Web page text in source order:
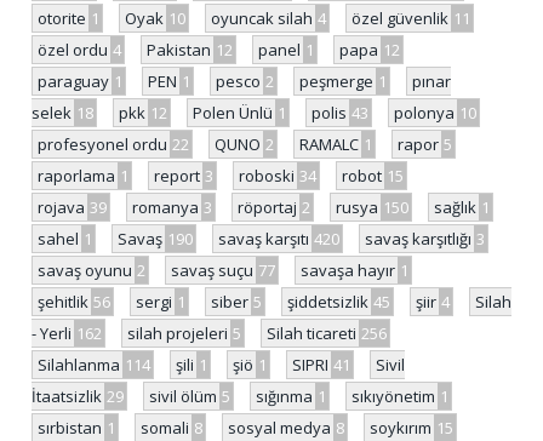
otorite 1 Oyak 10 oyuncak silah 4 özel güvenlik 11
özel ordu 4 Pakistan 12 panel 1 papa 12
paraguay 1 PEN 1 pesco 2 peşmerge 1
pınar
selek 18 pkk 12 Polen Ünlü 1 polis 43 polonya 10
profesyonel ordu 22 QUNO 2 RAMALC 1 rapor 5
raporlama 1 report 3 roboski 34 robot 15
rojava 39 romanya 3 röportaj 2 rusya 150 sağlık 1
sahel 1 Savaş 190 savaş karşıtı 420 savaş karşıtlığı 3
savaş oyunu 2 savaş suçu 77 savaşa hayır 1
şehitlik 56 sergi 1 siber 5 şiddetsizlik 45 şiir 4
Silah
- Yerli 162 silah projeleri 5 Silah ticareti 256
Silahlanma 114 şili 1 şiö 1 SIPRI 41
Sivil
İtaatsizlik 29 sivil ölüm 5 sığınma 1 sıkıyönetim 1
sırbistan 1 somali 8 sosyal medya 8 soykırım 15